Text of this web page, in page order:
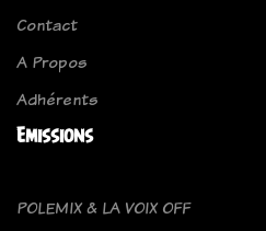
Contact
A Propos
Adhérents
Emissions
POLEMIX & LA VOIX OFF